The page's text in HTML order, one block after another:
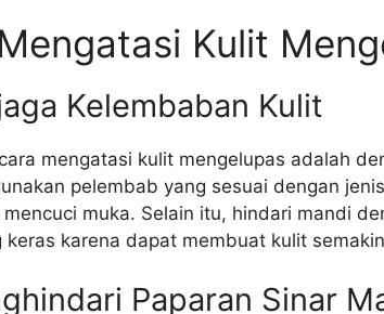
Kulit
Kelembaban Kulit
mengatasi kulit mengelupas adalah
pelembab yang sesuai dengan
muka. Selain itu, hindari mandi
keras karena dapat membuat kulit
Paparan Sinar